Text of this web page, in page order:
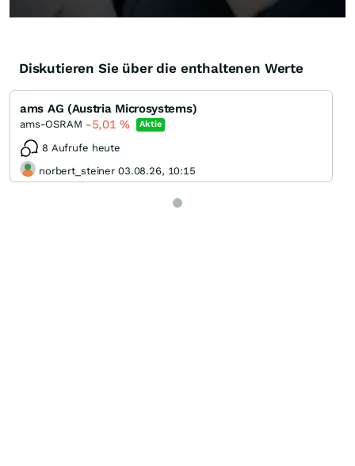
Diskutieren Sie über die enthaltenen Werte
ams AG (Austria Microsystems)
ams-OSRAM -5,01% Aktie
8 Aufrufe heute
norbert_steiner 03.08.26, 10:15